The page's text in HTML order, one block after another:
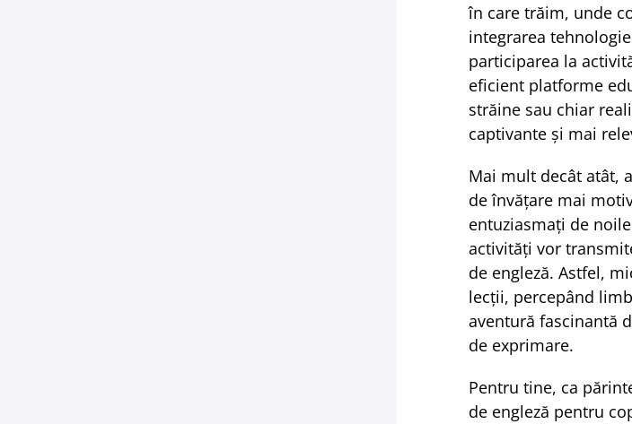
în care trăim, unde
integrarea
participarea la
eficient platforme
străine sau chiar
captivante și mai
Mai mult decât atât,
de învățare mai
entuziasmați de
activități vor
de engleză. Astfel,
lecții, percepând
aventură fascinantă
de exprimare.
Pentru tine, ca
de engleză pentru